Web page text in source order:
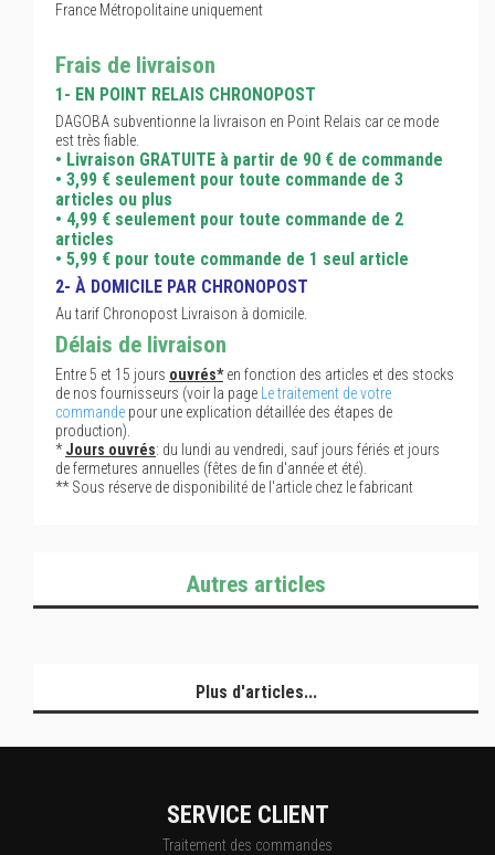
France Métropolitaine uniquement
Frais de livraison
1- EN POINT RELAIS CHRONOPOST
DAGOBA subventionne la livraison en Point Relais car ce mode
est très fiable.
• Livraison GRATUITE à partir de 90 € de commande
• 3,99 € seulement pour toute commande de 3
articles ou plus
• 4,99 € seulement pour toute commande de 2
articles
• 5,99 € pour toute commande de 1 seul article
2- À DOMICILE PAR CHRONOPOST
Au tarif Chronopost Livraison à domicile.
Délais de livraison
Entre 5 et 15 jours ouvrés*en fonction des articles et des stocks
de nos fournisseurs (voir la page
Le traitement de votre
commande pour une explication détaillée des étapes de
production).
*Jours ouvrés: du lundi au vendredi, sauf jours fériés et jours
de fermetures annuelles (fêtes de fin d'année et été).
** Sous réserve de disponibilité de l'article chez le fabricant
Autres articles
Plus d'articles...
SERVICE CLIENT
Traitement des commandes